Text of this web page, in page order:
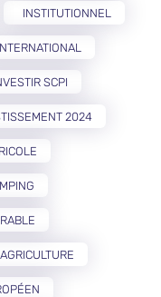
INSTITUTIONNEL
SCPI
2024